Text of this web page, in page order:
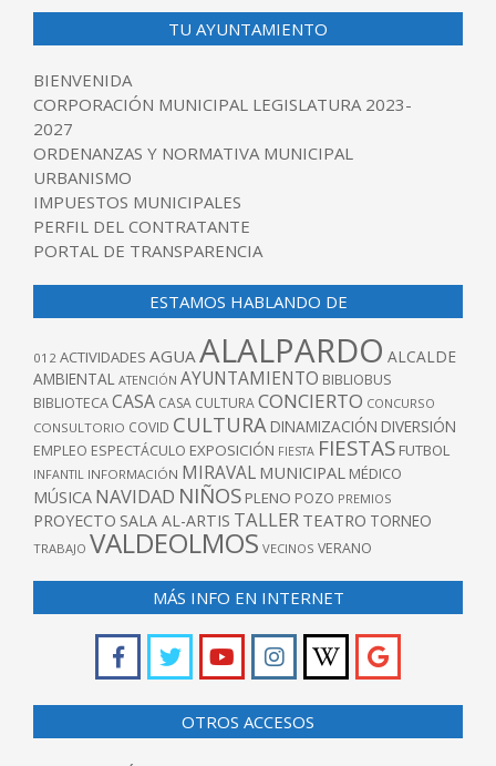
TU AYUNTAMIENTO
BIENVENIDA
CORPORACIÓN MUNICIPAL LEGISLATURA 2023-
2027
ORDENANZAS Y NORMATIVA MUNICIPAL
URBANISMO
IMPUESTOS MUNICIPALES
PERFIL DEL CONTRATANTE
PORTAL DE TRANSPARENCIA
ESTAMOS HABLANDO DE
012 ACTIVIDADES AGUAALALPARDO ALCALDE
AMBIENTAL ATENCIÓN AYUNTAMIENTO BIBLIOBUS
BIBLIOTECACASA CASA CULTURACONCIERTO CONCURSO
CONSULTORIO COVID CULTURA DINAMIZACIÓN DIVERSIÓN
EMPLEO ESPECTÁCULO EXPOSICIÓN FIESTA FIESTAS FUTBOL
INFANTIL INFORMACIÓN MIRAVAL MUNICIPAL MÉDICO
MÚSICA NAVIDAD NIÑOS PLENO POZO PREMIOS
PROYECTO SALA AL-ARTIS TALLER TEATRO TORNEO
TRABAJO VALDEOLMOS VECINOS VERANO
MÁS INFO EN INTERNET
OTROS ACCESOS